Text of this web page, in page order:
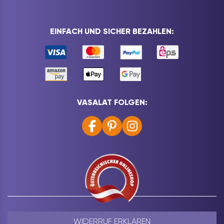
EINFACH UND SICHER BEZAHLEN:
VASALAT FOLGEN:
WIDERRUF ERKLÄREN